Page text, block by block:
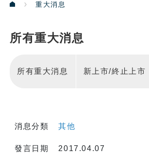
重大消息
所有重大消息
所有重大消息 新上市/終止上市
消息分類 其他
發言日期 2017.04.07